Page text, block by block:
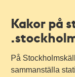
Kakor på
På
sammanställa